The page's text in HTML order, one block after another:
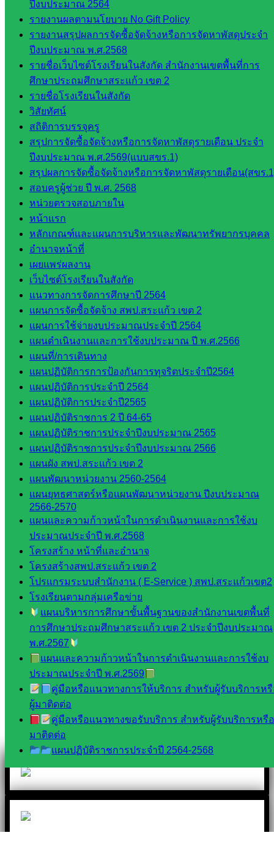
ปีงบประมาณ 2564
รายงานผลตามนโยบาย No Gift Policy
รายงานสรุปผลการจัดซื้อจัดจ้างหรือการจัดหาพัสดุประจำ
ปีงบประมาณ พ.ศ.2568
รายชื่อเว็บไซต์โรงเรียนในสังกัด สำนักงานเขตพื้นที่การ
ศึกษาประถมศึกษาสระแก้ว เขต 2
รายชื่อโรงเรียนในสังกัด
วิสัยทัศน์
สถิติการบรรจุครู
สรุปการจัดซื้อจัดจ้างหรือการจัดหาพัสดุรายเดือน ประจำ
ปีงบประมาณ พ.ศ.2569(แบบสขร.1)
สรุปผลการจัดซื้อจัดจ้างหรือการจัดหาพัสดุรายเดือน(สขร
สอบครูผู้ช่วย ปี พ.ศ. 2568
หน่วยตรวจสอบภายใน
หน้าแรก
หลักเกณฑ์และแผนการบริหารและพัฒนาทรัพยากรบุคคล
อำนาจหน้าที่
เผยแพร่ผลงาน
เว็บไซต์โรงเรียนในสังกัด
แนวทางการจัดการศึกษาปี 2564
แผนการจัดซื้อจัดจ้าง สพป.สระแก้ว เขต 2
แผนการใช้จ่ายงบประมาณประจำปี 2564
แผนดำเนินงานและการใช้งบประมาณ ปี พ.ศ.2566
แผนที่/การเดินทาง
แผนปฏิบัติการการป้องกันการทุจริตประจำปี2564
แผนปฏิบัติการประจำปี 2564
แผนปฏิบัติการประจำปี2565
แผนปฏิบัติราชการ 2 ปี 64-65
แผนปฏิบัติราชการประจำปีงบประมาณ 2565
แผนปฏิบัติราชการประจำปีงบประมาณ 2566
แผนผัง สพป.สระแก้ว เขต 2
แผนพัฒนาหน่วยงาน 2560-2564
แผนยุทธศาสตร์หรือแผนพัฒนาหน่วยงาน ปีงบประมาณ
2566-2570
แผนและความก้าวหน้าในการดำเนินงานและการใช้งบ
ประมาณประจำปี พ.ศ.2568
โครงสร้าง หน้าที่และอำนาจ
โครงสร้างสพป.สระแก้ว เขต 2
โปรแกรมระบบสำนักงาน ( E-Service ) สพป.สระแก้วเขต2
โรงเรียนตามกลุ่มเครือข่าย
แผนบริหารการศึกษาขั้นพื้นฐานของสำนักงานเขตพื้นที่
การศึกษาประถมศึกษาสระแก้ว เขต 2 ประจำปีงบประมาณ
พ.ศ.2567
แผนและความก้าวหน้าในการดำเนินงานและการใช้งบ
ประมาณประจำปี พ.ศ.2569
คู่มือหรือแนวทางการให้บริการ สำหรับผู้รับบริการห
ผู้มาติดต่อ
คู่มือหรือแนวทางขอรับบริการ สำหรับผู้รับบริการหรื
มาติดต่อ
แผนปฏิบัติราชการประจำปี 2564-2568
กลุ่
มอำนวย
การ
กลุ่ม
บริหาร
งานงาน
เงินและ
สินทรัพย์
กลุ่มน
โยบาย
และแผน
กลุ่มส่ง
เสริมการ
จัดการ
ศึกษา
กลุ่ม
บริหาร
งาน
บุคคล
กลุ่ม
พัฒนาครู
และบุ
คลากรฯ
กลุ่มนิ
เทศ
ติดตาม
และประ
เมินผลฯ
::: ©2021 sakarea2.go.th. All rights reserved. Design By SK2 ICT
TEAM :::
สอบถามได้นะคะ
Line
Tel 037-232263:
Messenger
Facebook